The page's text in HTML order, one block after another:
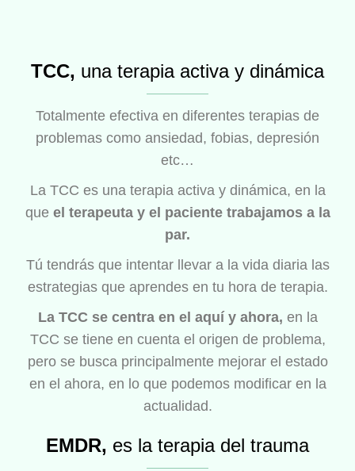
TCC, una terapia activa y dinámica
Totalmente efectiva en diferentes terapias de
problemas como ansiedad, fobias, depresión
etc…
La TCC es una terapia activa y dinámica, en la
que el terapeuta y el paciente trabajamos a la
par.
Tú tendrás que intentar llevar a la vida diaria las
estrategias que aprendes en tu hora de terapia.
La TCC se centra en el aquí y ahora, en la
TCC se tiene en cuenta el origen de problema,
pero se busca principalmente mejorar el estado
en el ahora, en lo que podemos modificar en la
actualidad.
EMDR, es la terapia del trauma